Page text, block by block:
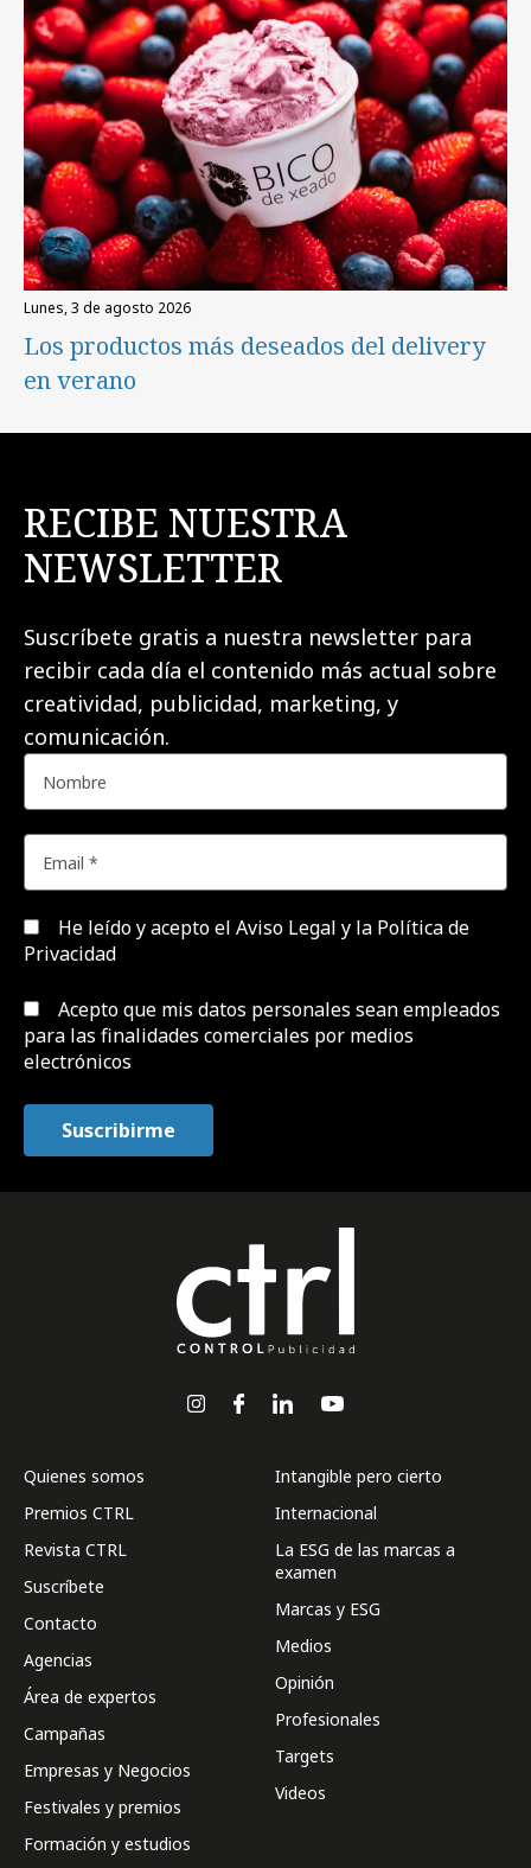
lunes, 3 de agosto 2026
Los productos más deseados del delivery
en verano
RECIBE NUESTRA
NEWSLETTER
Suscríbete gratis a nuestra newsletter para
recibir cada día el contenido más actual sobre
creatividad, publicidad, marketing, y
comunicación.
He leído y acepto el Aviso Legal y la Política de
Privacidad
Acepto que mis datos personales sean empleados
para las finalidades comerciales por medios
electrónicos
Quienes somos
Premios CTRL
Revista CTRL
Suscríbete
Contacto
Agencias
Área de expertos
Campañas
Empresas y Negocios
Festivales y premios
Formación y estudios
Intangible pero cierto
Internacional
La ESG de las marcas a
examen
Marcas y ESG
Medios
Opinión
Profesionales
Targets
Videos